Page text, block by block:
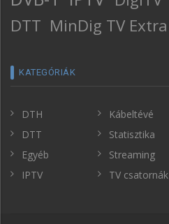
DTT MinDig TV Extra
KATEGÓRIÁK
DTH
DTT
Egyéb
IPTV
Kábeltévé
Statisztika
Streaming
TV csatornák